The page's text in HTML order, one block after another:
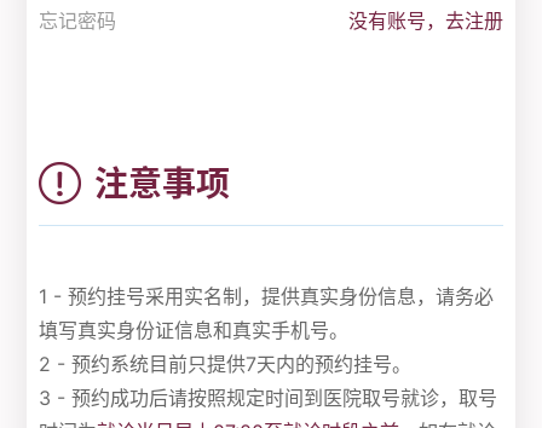
忘记密码 没有账号，去注册
注意事项
1 - 预约挂号采用实名制，提供真实身份信息，请务必
填写真实身份证信息和真实手机号。
2 - 预约系统目前只提供7天内的预约挂号。
3 - 预约成功后请按照规定时间到医院取号就诊，取号